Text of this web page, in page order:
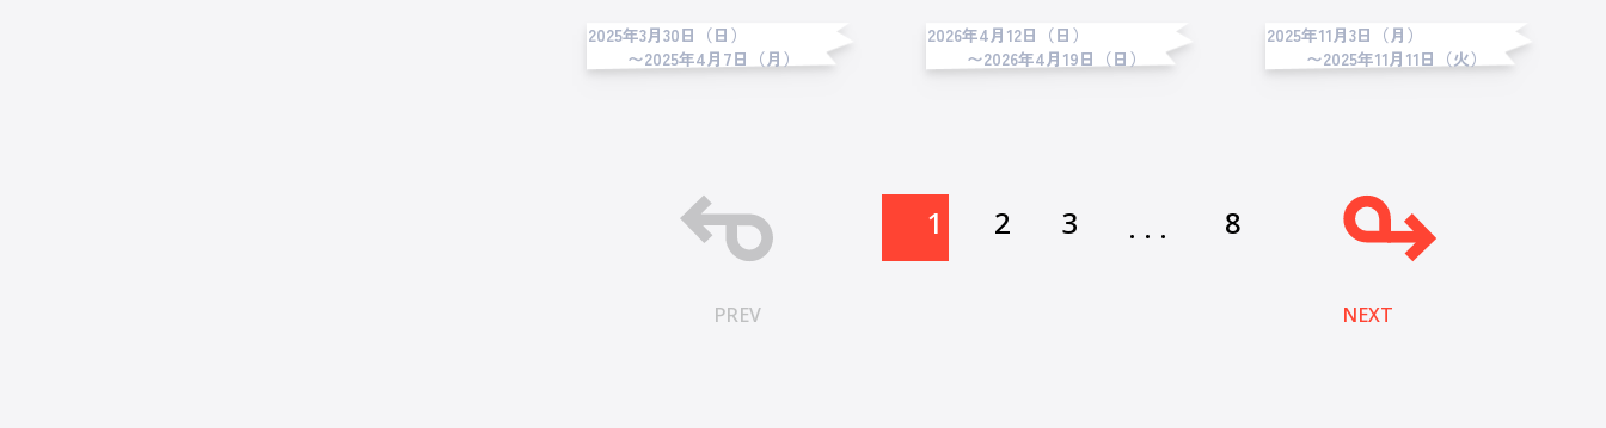
2025年3月30日（日）
〜2025年4月7日（月）
2026年4月12日（日）
〜2026年4月19日（日）
2025年11月3日（月）
〜2025年11月11日（火）
PREV
1 2 3 ... 8
NEXT